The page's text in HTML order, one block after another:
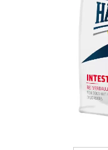
گربه
بچه گربه
گربه
سگ